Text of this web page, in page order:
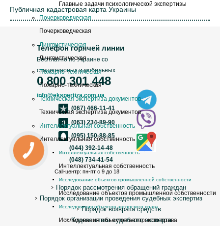
Главные задачи психологической экспертизы
Почерковедческая
Почерковедческая
Лингвистическая
Лингвистическая
Пожарно-техническая
Пожарно-техническая
Техническая экспертиза документов
Техническая экспертиза документов
Интеллектуальная собственность
Интеллектуальная собственность
Интеллектуальная собственность
Интеллектуальная собственность
Исследование объектов промышленной собственности
Исследование объектов промышленной собственности
Исследования объектов авторского права
Исследования объектов авторского права
Публичная кадастровая карта Украины
Телефон горячей линии
Бесплатно по Украине со
стационарных и мобильных
0 800 301 448
info@ekspertiza.com.ua
(067) 466-11-41
(063) 234-89-90
(095) 150-88-85
(044) 392-14-48
(048) 734-41-54
Call-центр: пн-пт с 9 до 18
Порядок рассмотрения обращений граждан
Порядок организации проведения судебных экспертиз
Порядок возврата средств
Кодекс этики судебного эксперта